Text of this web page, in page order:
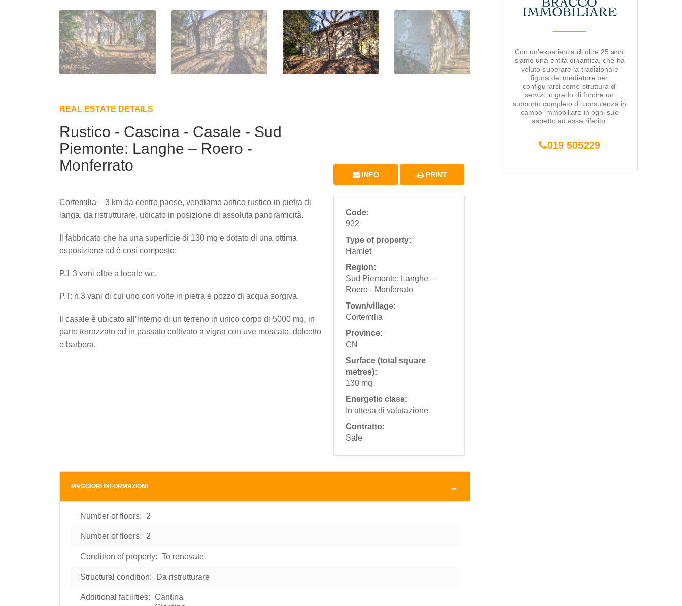
REAL ESTATE DETAILS
Rustico - Cascina - Casale - Sud
Piemonte: Langhe – Roero -
Monferrato
Cortemilia – 3 km da centro paese, vendiamo antico rustico in pietra di
langa, da ristrutturare, ubicato in posizione di assoluta panoramicità.
Il fabbricato che ha una superficie di 130 mq è dotato di una ottima
esposizione ed è così composto:
P.1 3 vani oltre a locale wc.
P.T: n.3 vani di cui uno con volte in pietra e pozzo di acqua sorgiva.
Il casale è ubicato all’interno di un terreno in unico corpo di 5000 mq, in
parte terrazzato ed in passato coltivato a vigna con uve moscato, dolcetto
e barbera.
INFO PRINT
Code:
922
Type of property:
Hamlet
Region:
Sud Piemonte: Langhe –
Roero - Monferrato
Town/village:
Cortemilia
Province:
CN
Surface (total square
metres):
130 mq
Energetic class:
In attesa di valutazione
Contratto:
Sale
MAGGIORI INFORMAZIONI
Number of floors: 2
Number of floors: 2
Condition of property: To renovate
Structural condition: Da ristrutturare
Additional facilities: Cantina
Con un'esperienza di oltre 25 anni
siamo una entità dinamica, che ha
voluto superare la tradizionale
figura del mediatore per
configurarsi come struttura di
servizi in grado di fornire un
supporto completo di consulenza in
campo immobiliare in ogni suo
aspetto ad essa riferito.
019 505229